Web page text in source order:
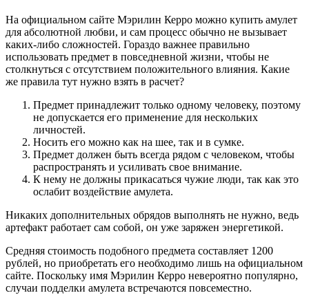
На официальном сайте Мэрилин Керро можно купить амулет
для абсолютной любви, и сам процесс обычно не вызывает
каких-либо сложностей. Гораздо важнее правильно
использовать предмет в повседневной жизни, чтобы не
столкнуться с отсутствием положительного влияния. Какие
же правила тут нужно взять в расчет?
Предмет принадлежит только одному человеку, поэтому
не допускается его применение для нескольких
личностей.
Носить его можно как на шее, так и в сумке.
Предмет должен быть всегда рядом с человеком, чтобы
распространять и усиливать свое внимание.
К нему не должны прикасаться чужие люди, так как это
ослабит воздействие амулета.
Никаких дополнительных обрядов выполнять не нужно, ведь
артефакт работает сам собой, он уже заряжен энергетикой.
Средняя стоимость подобного предмета составляет 1200
рублей, но приобретать его необходимо лишь на официальном
сайте. Поскольку имя Мэрилин Керро невероятно популярно,
случаи подделки амулета встречаются повсеместно.